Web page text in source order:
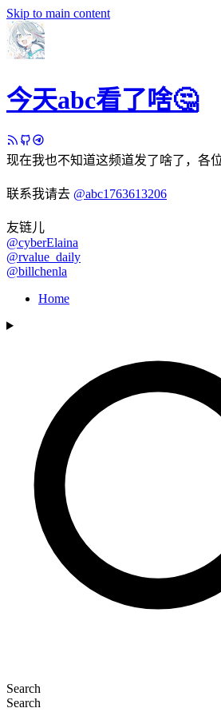
Skip to main content
今天abc看了啥🤔
现在我也不知道这频道发了啥了，各
联系我请去 @abc1763613206
友链儿
@cyberElaina
@rvalue_daily
@billchenla
Home
Search
Search